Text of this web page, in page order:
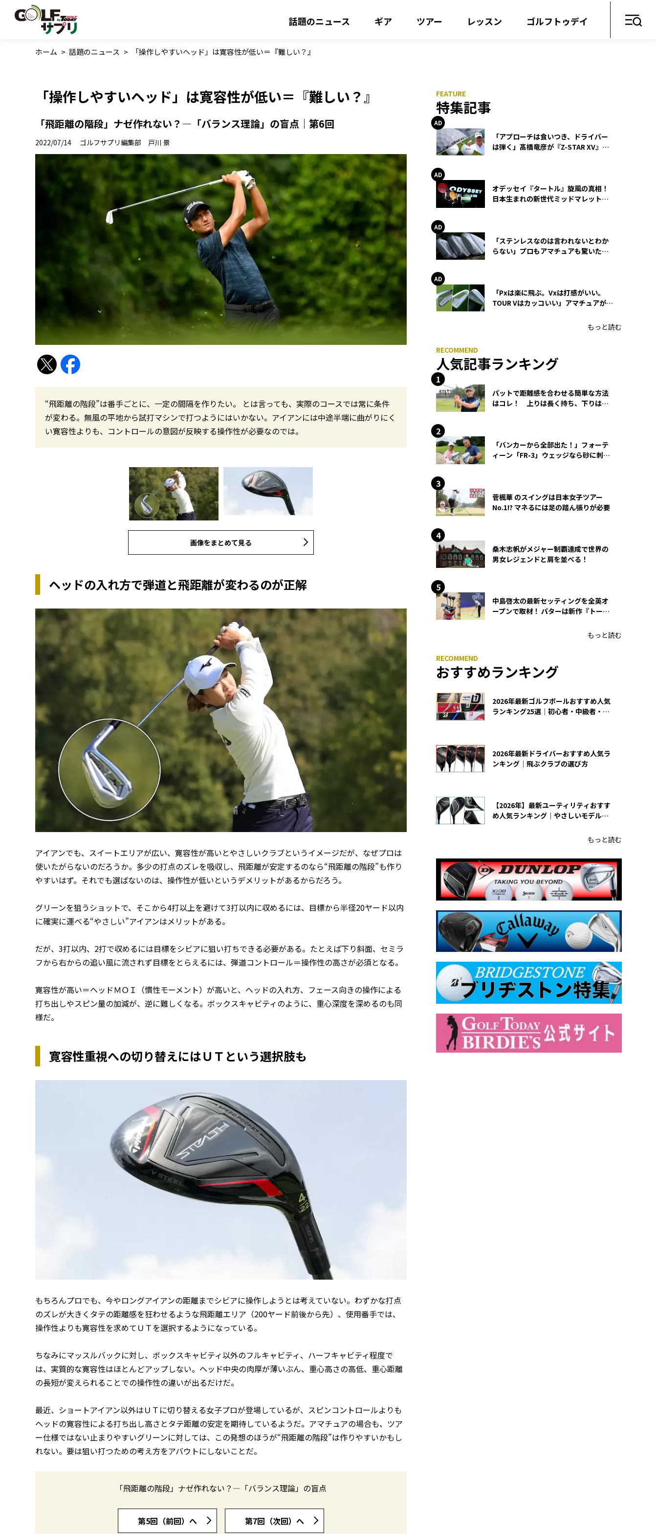
話題のニュース ギア ツアー レッスン ゴルフトゥデイ
ホーム > 話題のニュース > 「操作しやすいヘッド」は寛容性が低い＝『難しい？』
「操作しやすいヘッド」は寛容性が低い＝『難しい？』
「飛距離の階段」ナゼ作れない？―「バランス理論」の盲点｜第6回
2022/07/14 ゴルフサプリ編集部 戸川 景
“飛距離の階段”は番手ごとに、一定の間隔を作りたい。 とは言っても、実際のコースでは常に条件
が変わる。無風の平地から試打マシンで打つようにはいかない。アイアンには中途半端に曲がりにく
い寛容性よりも、コントロールの意図が反映する操作性が必要なのでは。
画像をまとめて見る
ヘッドの入れ方で弾道と飛距離が変わるのが正解
アイアンでも、スイートエリアが広い、寛容性が高いとやさしいクラブというイメージだが、なぜプロは
使いたがらないのだろうか。多少の打点のズレを吸収し、飛距離が安定するのなら“飛距離の階段”も作り
やすいはず。それでも選ばないのは、操作性が低いというデメリットがあるからだろう。
グリーンを狙うショットで、そこから4打以上を避けて3打以内に収めるには、目標から半径20ヤード以内
に確実に運べる“やさしい”アイアンはメリットがある。
だが、3打以内、2打で収めるには目標をシビアに狙い打ちできる必要がある。たとえば下り斜面、セミラ
フから右からの追い風に流されず目標をとらえるには、弾道コントロール＝操作性の高さが必須となる。
寛容性が高い＝ヘッドＭＯＩ（慣性モーメント）が高いと、ヘッドの入れ方、フェース向きの操作による
打ち出しやスピン量の加減が、逆に難しくなる。ボックスキャビティのように、重心深度を深めるのも同
様だ。
寛容性重視への切り替えにはＵＴという選択肢も
もちろんプロでも、今やロングアイアンの距離までシビアに操作しようとは考えていない。わずかな打点
のズレが大きくタテの距離感を狂わせるような飛距離エリア（200ヤード前後から先）、使用番手では、
操作性よりも寛容性を求めてＵＴを選択するようになっている。
ちなみにマッスルバックに対し、ボックスキャビティ以外のフルキャビティ、ハーフキャビティ程度で
は、実質的な寛容性はほとんどアップしない。ヘッド中央の肉厚が薄いぶん、重心高さの高低、重心距離
の長短が変えられることでの操作性の違いが出るだけだ。
最近、ショートアイアン以外はＵＴに切り替える女子プロが登場しているが、スピンコントロールよりも
ヘッドの寛容性による打ち出し高さとタテ距離の安定を期待しているようだ。アマチュアの場合も、ツア
ー仕様ではない止まりやすいグリーンに対しては、この発想のほうが“飛距離の階段”は作りやすいかもし
れない。要は狙い打つための考え方をアバウトにしないことだ。
「飛距離の階段」ナゼ作れない？―「バランス理論」の盲点
第5回（前回）へ 第7回（次回）へ
特集記事
「アプローチは食いつき、ドライバー
は弾く」髙橋竜彦が『Z-STAR XV』を
オデッセイ『タートル』旋風の真相！
日本生まれの新世代ミッドマレットが
「ステンレスなのは言われないとわか
らない」プロもアマチュアも驚いた
「Pxは楽に飛ぶ。Vxは打感がいい。
TOUR Vはカッコいい」アマチュアが選
もっと読む
人気記事ランキング
パットで距離感を合わせる簡単な方法
はコレ！ 上りは長く持ち、下りは短
「バンカーから全部出た！」フォーテ
ィーン「FR-3」ウェッジなら砂に刺さ
菅楓華 のスイングは日本女子ツアー
No.1!? マネるには足の踏ん張りが必要
桑木志帆がメジャー制覇達成で世界の
男女レジェンドと肩を並べる！
中島啓太の最新セッティングを全英オ
ープンで取材！ パターは新作『トーチ
もっと読む
おすすめランキング
2026年最新ゴルフボールおすすめ人気
ランキング25選｜初心者・中級者・上
2026年最新ドライバーおすすめ人気ラ
ンキング｜飛ぶクラブの選び方
【2026年】最新ユーティリティおすす
め人気ランキング｜やさしいモデルの
もっと読む